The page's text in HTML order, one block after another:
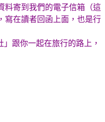
寄到我們的電子信箱（這
寫在讀者回函上面，也是行
跟你一起在旅行的路上，